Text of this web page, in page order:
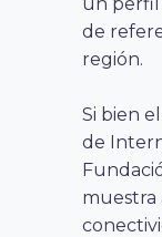
de
región.
Si bien
de
muestra